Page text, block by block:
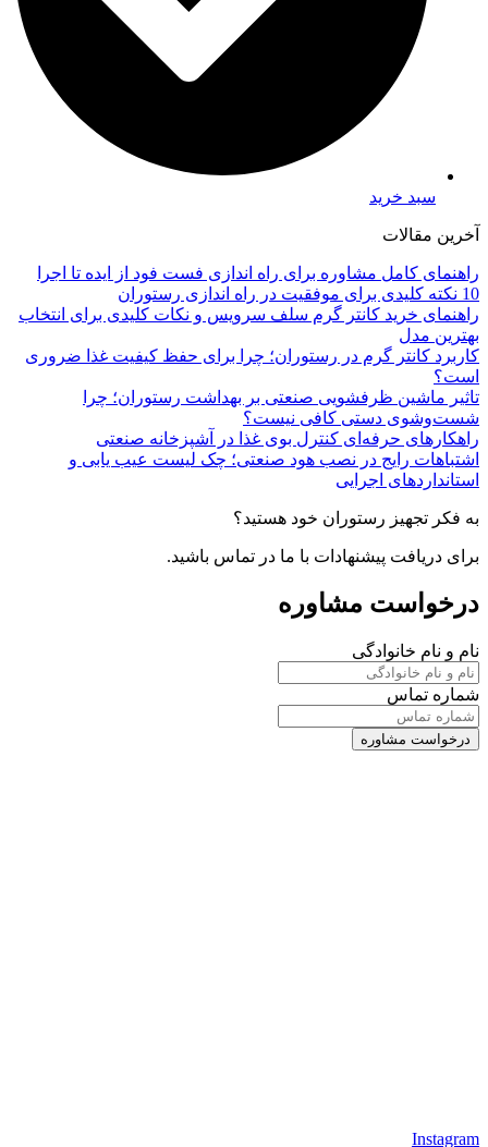
سبد خرید
آخرین مقالات
راهنمای کامل مشاوره برای راه اندازی فست فود از ایده تا اجرا
10 نکته کلیدی برای موفقیت در راه اندازی رستوران
راهنمای خرید کانتر گرم سلف سرویس و نکات کلیدی برای انتخاب
بهترین مدل
کاربرد کانتر گرم در رستوران؛ چرا برای حفظ کیفیت غذا ضروری
است؟
تاثیر ماشین ظرفشویی صنعتی بر بهداشت رستوران؛ چرا
شست‌وشوی دستی کافی نیست؟
راهکارهای حرفه‌ای کنترل بوی غذا در آشپزخانه صنعتی
اشتباهات رایج در نصب هود صنعتی؛ چک لیست عیب یابی و
استانداردهای اجرایی
به فکر تجهیز رستوران خود هستید؟
برای دریافت پیشنهادات با ما در تماس باشید.
درخواست مشاوره
نام و نام خانوادگی
شماره تماس
Instagram